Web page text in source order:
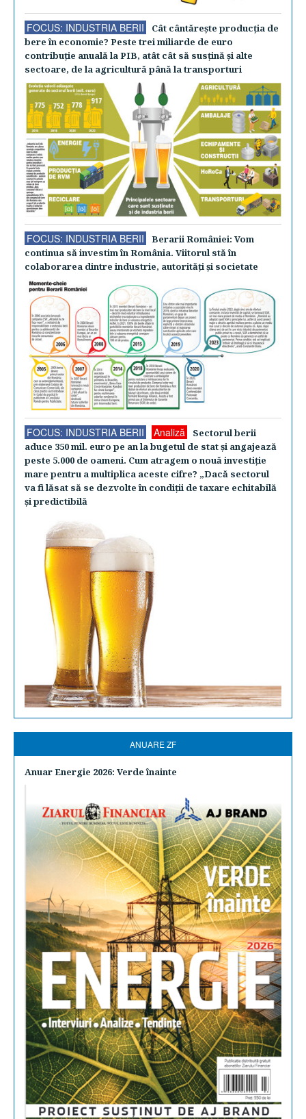
FOCUS: INDUSTRIA BERII
Cât cântăreşte producţia de
bere în economie? Peste trei miliarde de euro
contribuţie anuală la PIB, atât cât să susţină şi alte
sectoare, de la agricultură până la transporturi
FOCUS: INDUSTRIA BERII
Berarii României: Vom
continua să investim în România. Viitorul stă în
colaborarea dintre industrie, autorităţi şi societate
FOCUS: INDUSTRIA BERII Analiză
Sectorul berii
aduce 350 mil. euro pe an la bugetul de stat şi angajează
peste 5.000 de oameni. Cum atragem o nouă investiţie
mare pentru a multiplica aceste cifre? „Dacă sectorul
va fi lăsat să se dezvolte în condiţii de taxare echitabilă
şi predictibilă
ANUARE ZF
Anuar Energie 2026: Verde înainte